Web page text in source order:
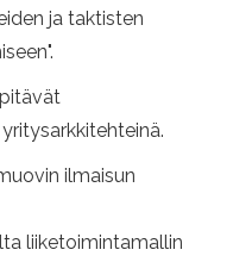
ja taktisten
ilmaisun
liiketoimintamallin